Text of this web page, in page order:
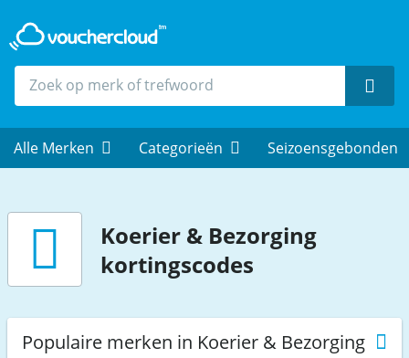
Alle Merken Categorieën Seizoensgebonden
Koerier & Bezorging
kortingscodes
Populaire merken in Koerier & Bezorging